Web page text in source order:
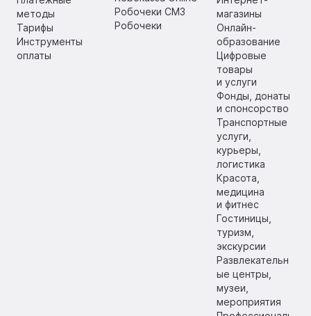
методы
Тарифы
Инструменты
оплаты
Робочеки СМЗ
Робочеки
магазины
Онлайн-
образование
Цифровые
товары
и услуги
Фонды, донаты
и спонсорство
Транспортные
услуги,
курьеры,
логистика
Красота,
медицина
и фитнес
Гостиницы,
туризм,
экскурсии
Развлекательн
ые центры,
музеи,
мероприятия